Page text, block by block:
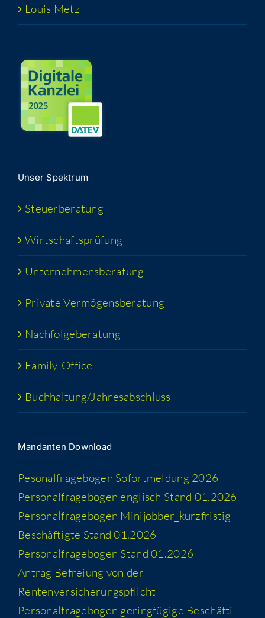
Lou­is Metz
Unser Spek­trum
Steu­er­be­ra­tung
Wirt­schafts­prü­fung
Unter­neh­mens­be­ra­tung
Pri­va­te Vermögensberatung
Nach­fol­ge­be­ra­tung
Fami­­ly-Office
Buchhaltung/​​Jahresabschluss
Man­dan­ten Download
Peso­nal­fra­ge­bo­gen Sofort­mel­dung 2026
Per­so­nal­fra­ge­bo­gen eng­lisch Stand 01.2026
Per­so­nal­fra­ge­bo­gen Minijobber_​kurzfristig
Beschäf­tig­te Stand 01.2026
Per­so­nal­fra­ge­bo­gen Stand 01.2026
Antrag Befrei­ung von der
Rentenversicherungspflicht
Per­so­nal­fra­ge­bo­gen gering­fü­gi­ge Beschäf­ti­